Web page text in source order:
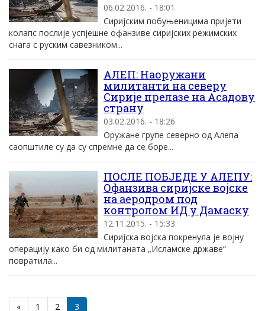
06.02.2016. - 18:01
Сиријским побуњеницима пријети
колапс послије успјешне офанзиве сиријских режимских
снага с руским савезником...
АЛЕП: Наоружани
милитанти на северу
Сирије прелазе на Асадову
страну
03.02.2016. - 18:26
Оружане групе северно од Алепа
саопштиле су да су спремне да се боре...
ПОСЛЕ ПОБЈЕДЕ У АЛЕПУ:
Офанзива сиријске војске
на аеродром под
контролом ИД у Дамаску
12.11.2015. - 15:33
Сиријска војска покренула је војну
операцију како би од милитаната „Исламске државе“
повратила...
« 1 2 3